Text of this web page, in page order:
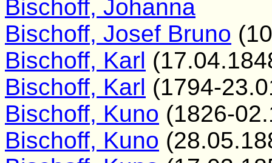
Bischoff, Johanna
Bischoff, Josef Bruno
Bischoff, Karl
Bischoff, Karl (1794-
Bischoff, Kuno (1826-
Bischoff, Kuno